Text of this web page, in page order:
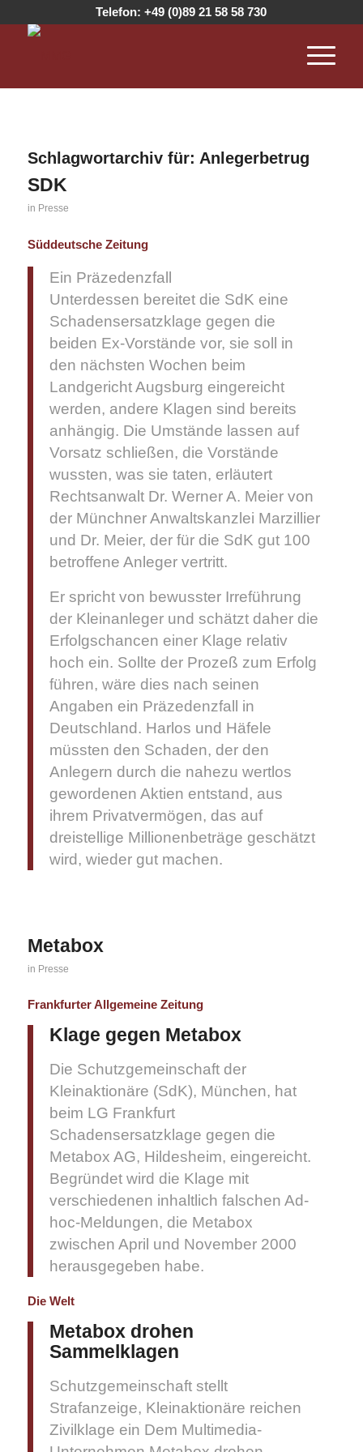
Telefon:+49 (0)89 21 58 58 730
Schlagwortarchiv für: Anlegerbetrug
SDK
in Presse
Süddeutsche Zeitung
Ein Präzedenzfall
Unterdessen bereitet die SdK eine
Schadensersatzklage gegen die
beiden Ex-Vorstände vor, sie soll in
den nächsten Wochen beim
Landgericht Augsburg eingereicht
werden, andere Klagen sind bereits
anhängig. Die Umstände lassen auf
Vorsatz schließen, die Vorstände
wussten, was sie taten, erläutert
Rechtsanwalt Dr. Werner A. Meier von
der Münchner Anwaltskanzlei Marzillier
und Dr. Meier, der für die SdK gut 100
betroffene Anleger vertritt.
Er spricht von bewusster Irreführung
der Kleinanleger und schätzt daher die
Erfolgschancen einer Klage relativ
hoch ein. Sollte der Prozeß zum Erfolg
führen, wäre dies nach seinen
Angaben ein Präzedenzfall in
Deutschland. Harlos und Häfele
müssten den Schaden, der den
Anlegern durch die nahezu wertlos
gewordenen Aktien entstand, aus
ihrem Privatvermögen, das auf
dreistellige Millionenbeträge geschätzt
wird, wieder gut machen.
Metabox
in Presse
Frankfurter Allgemeine Zeitung
Klage gegen Metabox
Die Schutzgemeinschaft der
Kleinaktionäre (SdK), München, hat
beim LG Frankfurt
Schadensersatzklage gegen die
Metabox AG, Hildesheim, eingereicht.
Begründet wird die Klage mit
verschiedenen inhaltlich falschen Ad-
hoc-Meldungen, die Metabox
zwischen April und November 2000
herausgegeben habe.
Die Welt
Metabox drohen
Sammelklagen
Schutzgemeinschaft stellt
Strafanzeige, Kleinaktionäre reichen
Zivilklage ein Dem Multimedia-